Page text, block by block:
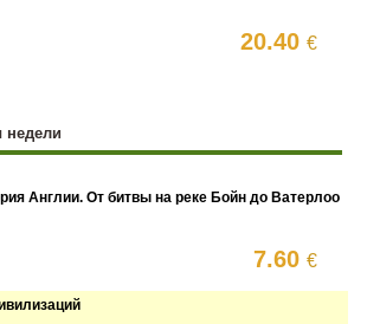
20.40€
недели
Англии. От битвы на реке Бойн до Ватерлоо
7.60€